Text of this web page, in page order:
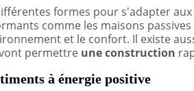
formes pour s'adapter
comme les maisons
et le confort. Il existe
permettre une construction
à énergie positive